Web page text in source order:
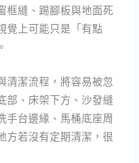
框縫、踢腳板與地面死
覺上可能只是「有點
清潔流程，將容易被忽
部、床架下方、沙發縫
手台邊緣、馬桶底座周
方若沒有定期清潔，很